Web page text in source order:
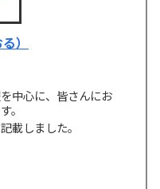
）
中心に、皆さんにお
。
載しました。